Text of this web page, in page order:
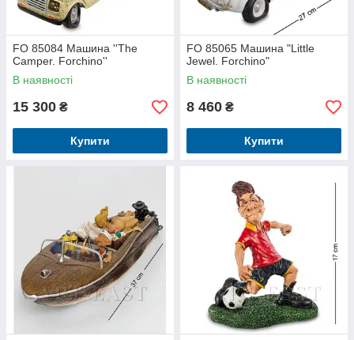
FO 85084 Машина ''The
Camper. Forchino''
В наявності
15 300 ₴
Купити
FO 85065 Машина "Little
Jewel. Forchino"
В наявності
8 460 ₴
Купити